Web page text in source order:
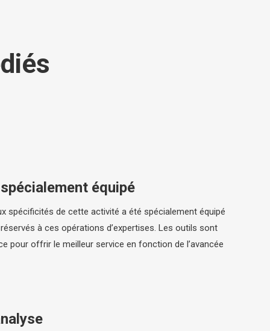
équipé
spécificités de cette activité a été spécialement équipé
à ces opérations d’expertises. Les outils sont
pour offrir le meilleur service en fonction de l’avancée